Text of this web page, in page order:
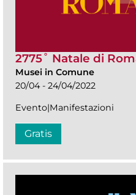
2775˚ Natale di
Musei in Comune
20/04 - 24/04/2022
Evento|Manifestazioni
Gratis